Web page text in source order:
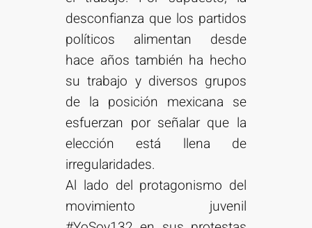
desconfianza que los partidos
políticos alimentan desde
hace años también ha hecho
su trabajo y diversos grupos
de la posición mexicana se
esfuerzan por señalar que la
elección está llena de
irregularidades.
Al lado del protagonismo del
movimiento juvenil